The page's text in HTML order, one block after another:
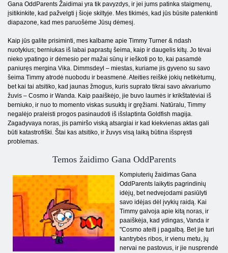
Gana OddParents Žaidimai yra tik pavyzdys, ir jei jums patinka staigmenų,
įsitikinkite, kad pažvelgti į šioje skiltyje. Mes tikimės, kad jūs būsite patenkinti
diapazone, kad mes paruošėme Jūsų dėmesį.
Kaip jūs galite prisiminti, mes kalbame apie Timmy Turner & ndash
nuotykius; berniukas iš labai paprastų šeima, kaip ir daugelis kitų. Jo tėvai
nieko ypatingo ir dėmesio per mažai sūnų ir ieškoti po to, kai pasamdė
paniuręs mergina Vika. Dimmsdeyl – miestas, kuriame jis gyveno su savo
šeima Timmy atrodė nuobodu ir beasmenė. Ateities reiškė jokių netikėtumų,
bet kai tai atsitiko, kad jaunas žmogus, kuris suprato tikrai savo akvariumo
žuvis – Cosmo ir Wanda. Kaip paaiškėjo, jie buvo laumės ir krikštatėviai iš
berniuko, ir nuo to momento viskas susuktų ir gręžiami. Natūralu, Timmy
negalėjo praleisti progos pasinaudoti iš išslaptinta Goldfish magija.
Zagadyvaya noras, jis pamiršo viską atsargiai ir kad kiekvienas aktas gali
būti katastrofiški. Štai kas atsitiko, ir žuvys visą laiką būtina išspręsti
problemas.
Temos žaidimo Gana OddParents
Kompiuterių žaidimas Gana
OddParents laikytis pagrindinių
idėjų, bet nedvejodami pasiūlyti
savo idėjas dėl įvykių raidą. Kai
Timmy galvoja apie kitą noras, ir
paaiškėja, kad ydingas, Vanda ir
"Cosmo ateiti į pagalbą. Bet jie turi
kantrybės ribos, ir vienu metu, jų
nervai ne pastovus, ir jie nusprendė